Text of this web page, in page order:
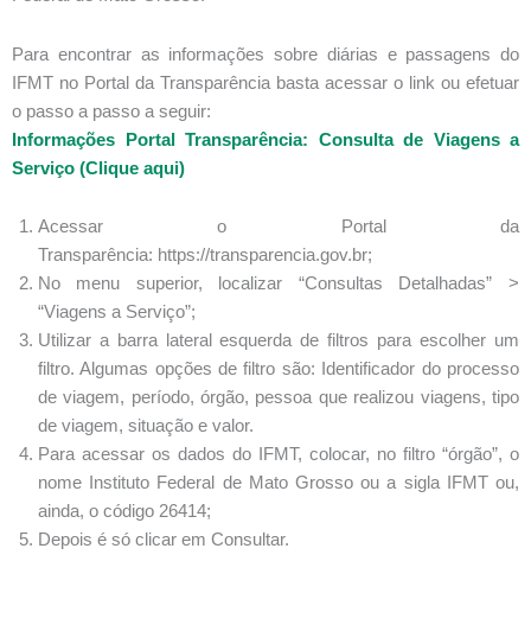
Para encontrar as informações sobre diárias e passagens do
IFMT no Portal da Transparência basta acessar o link ou efetuar
o passo a passo a seguir:
Informações Portal Transparência: Consulta de Viagens a
Serviço (Clique aqui)
Acessar o Portal da
Transparência: https://transparencia.gov.br;
No menu superior, localizar “Consultas Detalhadas” >
“Viagens a Serviço”;
Utilizar a barra lateral esquerda de filtros para escolher um
filtro. Algumas opções de filtro são: Identificador do processo
de viagem, período, órgão, pessoa que realizou viagens, tipo
de viagem, situação e valor.
Para acessar os dados do IFMT, colocar, no filtro “órgão”, o
nome Instituto Federal de Mato Grosso ou a sigla IFMT ou,
ainda, o código 26414;
Depois é só clicar em Consultar.